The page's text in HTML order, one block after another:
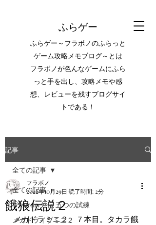
ふらゲー
ふらゲー～フラボノのふらっと
ゲーム攻略メモブログ～とは
フラボノが色んなゲームにふら
っと手を出し、攻略メモや感
想、レビューを残すブログサイ
トである！
記事
全ての記事
Wizardry外伝 五つの試練
メガドライブミニ２
全ての記事
餓狼伝説２
フラボノ
2022年10月29日 読了時間: 2分
メガドラミニ２、７本目。タカラ餓